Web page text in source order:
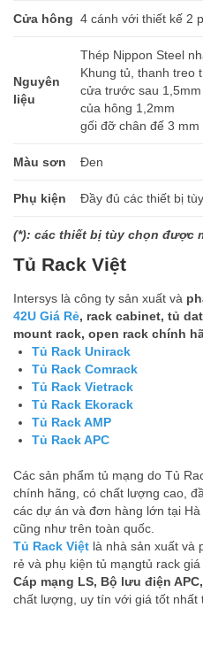
Cửa hông 4 cánh với thiết kế 2
Nguyên
liệu
Thép Nippon Steel
Khung tủ, thanh treo
cửa trước sau 1,5mm
của hông 1,2mm
gối đỡ chân đế 3 mm
Màu sơn Đen
Phụ kiện Đầy đủ các thiết bị
(*): các thiết bị tùy chọn được
Tủ Rack Việt
Intersys là công ty sản xuất và
42U Giá Rẻ, rack cabinet, tủ
mount rack, open rack chính
Tủ Rack Unirack
Tủ Rack Comrack
Tủ Rack Vietrack
Tủ Rack Ekorack
Tủ Rack AMP
Tủ Rack APC
Các sản phẩm tủ mạng do Tủ
chính hãng, có chất lượng cao,
các dự án và đơn hàng lớn tại
cũng như trên toàn quốc.
Tủ Rack Việt là nhà sản xuất và
rẻ và phụ kiện tủ mạngtủ rack
Cáp mạng LS, Bộ lưu điện
chất lượng, uy tín với giá tốt nhất